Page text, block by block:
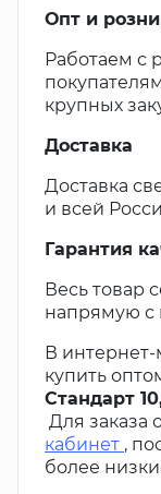
Опт и
Работаем с
крупных
Доставка
Доставка
и всей
Гарантия
Весь товар
напрямую с
В
купить
Стандарт
Для заказа
кабинет ,
более